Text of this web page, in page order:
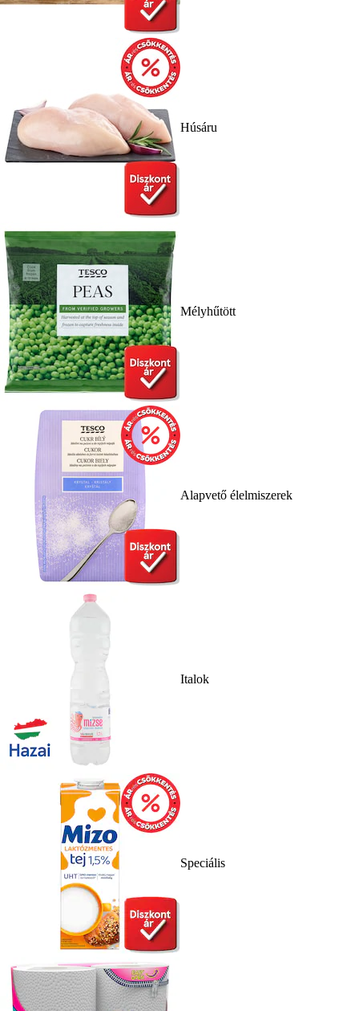
Húsáru
Mélyhűtött
Alapvető élelmiszerek
Italok
Speciális